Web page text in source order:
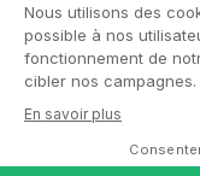
En savoir plus
Comment ça marche ?
Un service de confiance
Contact